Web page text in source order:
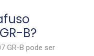
B?
GR-B pode ser